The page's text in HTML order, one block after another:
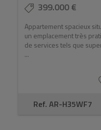
399.000 €
Appartement spacieux
un emplacement très
de services tels que
...
Ref. AR-H35WF7